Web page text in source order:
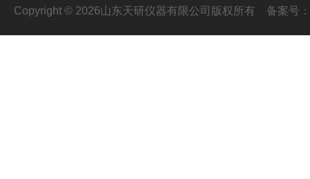
Copyright © 2026山东天研仪器有限公司版权所有 备案号